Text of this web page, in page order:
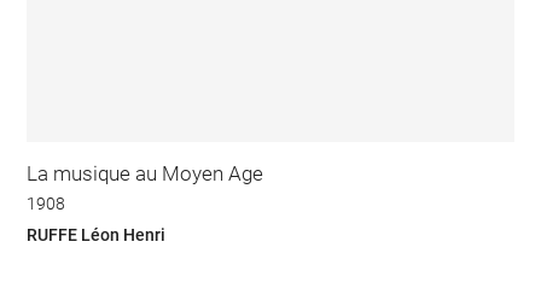
La musique au Moyen Age
1908
RUFFE Léon Henri